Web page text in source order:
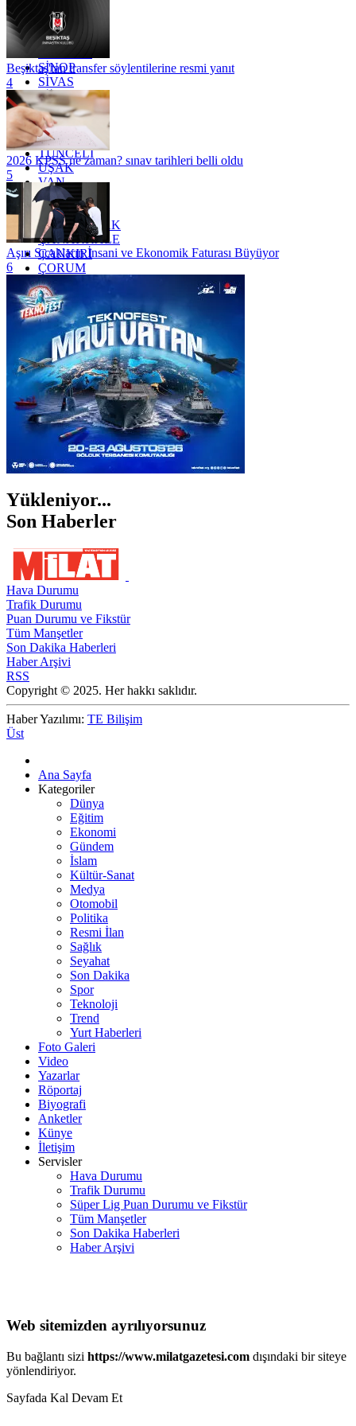
OSMANİYE
RİZE
SAKARYA
SİNOP
SİVAS
SİİRT
TEKİRDAĞ
TOKAT
TRABZON
TUNCELİ
UŞAK
VAN
YALOVA
YOZGAT
ZONGULDAK
ÇANAKKALE
ÇANKIRI
ÇORUM
İSTANBUL
İZMİR
ŞANLIURFA
ŞIRNAK
Beşiktaş'tan transfer söylentilerine resmi yanıt
4
2026 KPSS ne zaman? sınav tarihleri belli oldu
5
Aşırı Sıcakların İnsani ve Ekonomik Faturası Büyüyor
6
Yükleniyor...
Son Haberler
Hava Durumu
Trafik Durumu
Puan Durumu ve Fikstür
Tüm Manşetler
Son Dakika Haberleri
Haber Arşivi
RSS
Copyright © 2025. Her hakkı saklıdır.
Haber Yazılımı: TE Bilişim
Üst
Ana Sayfa
Kategoriler
Dünya
Eğitim
Ekonomi
Gündem
İslam
Kültür-Sanat
Medya
Otomobil
Politika
Resmi İlan
Sağlık
Seyahat
Son Dakika
Spor
Teknoloji
Trend
Yurt Haberleri
Foto Galeri
Video
Yazarlar
Röportaj
Biyografi
Anketler
Künye
İletişim
Servisler
Hava Durumu
Trafik Durumu
Süper Lig Puan Durumu ve Fikstür
Tüm Manşetler
Son Dakika Haberleri
Haber Arşivi
Web sitemizden ayrılıyorsunuz
Bu bağlantı sizi https://www.milatgazetesi.com dışındaki bir siteye
yönlendiriyor.
Sayfada Kal Devam Et